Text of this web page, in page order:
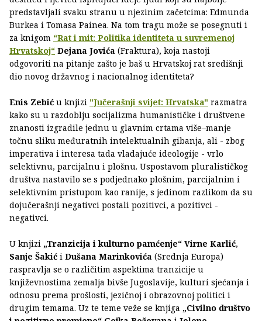
predstavljali svaku stranu u njezinim začetcima: Edmunda
Burkea i Tomasa Painea. Na tom tragu može se posegnuti i
za knigom “Rat i mit: Politika identiteta u suvremenoj
Hrvatskoj“ Dejana Jovića (Fraktura), koja nastoji
odgovoriti na pitanje zašto je baš u Hrvatskoj rat središnji
dio novog državnog i nacionalnog identiteta?
Enis Zebić u knjizi "Jučerašnji svijet: Hrvatska" razmatra
kako su u razdoblju socijalizma humanističke i društvene
znanosti izgradile jednu u glavnim crtama više–manje
točnu sliku međuratnih intelektualnih gibanja, ali - zbog
imperativa i interesa tada vladajuće ideologije - vrlo
selektivnu, parcijalnu i plošnu. Uspostavom pluralističkog
društva nastavilo se s podjednako plošnim, parcijalnim i
selektivnim pristupom kao ranije, s jedinom razlikom da su
dojučerašnji negativci postali pozitivci, a pozitivci -
negativci.
U knjizi „Tranzicija i kulturno pamćenje“ Virne Karlić,
Sanje Šakić i Dušana Marinkovića (Srednja Europa)
raspravlja se o različitim aspektima tranzicije u
književnostima zemalja bivše Jugoslavije, kulturi sjećanja i
odnosu prema prošlosti, jezičnoj i obrazovnoj politici i
drugim temama. Uz te teme veže se knjiga „Civilno društvo